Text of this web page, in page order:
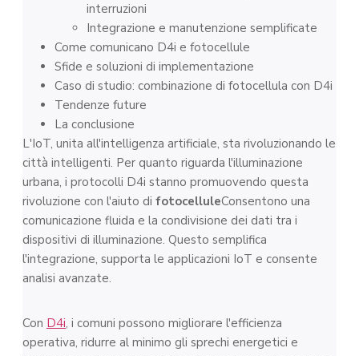
interruzioni
Integrazione e manutenzione semplificate
Come comunicano D4i e fotocellule
Sfide e soluzioni di implementazione
Caso di studio: combinazione di fotocellula con D4i
Tendenze future
La conclusione
L'IoT, unita all'intelligenza artificiale, sta rivoluzionando le
città intelligenti. Per quanto riguarda l'illuminazione
urbana, i protocolli D4i stanno promuovendo questa
rivoluzione con l'aiuto di fotocelluleConsentono una
comunicazione fluida e la condivisione dei dati tra i
dispositivi di illuminazione. Questo semplifica
l'integrazione, supporta le applicazioni IoT e consente
analisi avanzate.
Con D4i, i comuni possono migliorare l'efficienza
operativa, ridurre al minimo gli sprechi energetici e